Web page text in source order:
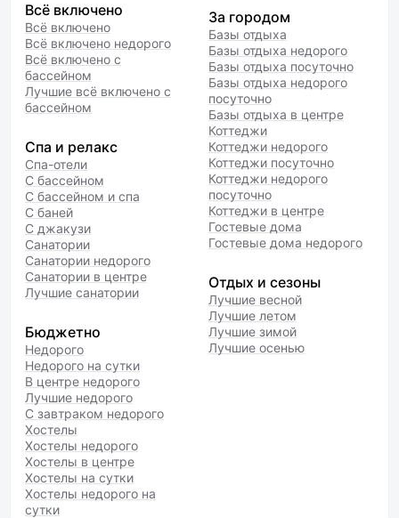
Всё включено
Всё включено
Всё включено недорого
Всё включено с
бассейном
Лучшие всё включено с
бассейном
Спа и релакс
Спа-отели
С бассейном
С бассейном и спа
С баней
С джакузи
Санатории
Санатории недорого
Санатории в центре
Лучшие санатории
Бюджетно
Недорого
Недорого на сутки
В центре недорого
Лучшие недорого
С завтраком недорого
Хостелы
Хостелы недорого
Хостелы в центре
Хостелы на сутки
Хостелы недорого на
сутки
За городом
Базы отдыха
Базы отдыха недорого
Базы отдыха посуточно
Базы отдыха недорого
посуточно
Базы отдыха в центре
Коттеджи
Коттеджи недорого
Коттеджи посуточно
Коттеджи недорого
посуточно
Коттеджи в центре
Гостевые дома
Гостевые дома недорого
Отдых и сезоны
Лучшие весной
Лучшие летом
Лучшие зимой
Лучшие осенью